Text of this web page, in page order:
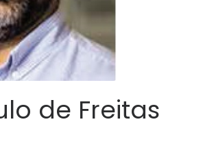
de Freitas